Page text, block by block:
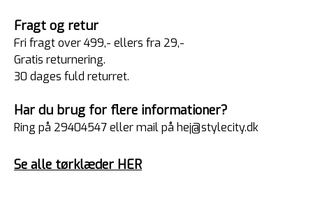
Fragt og retur
Fri fragt over 499,- ellers fra 29,-
Gratis returnering.
30 dages fuld returret.
Har du brug for flere informationer?
Ring på 29404547 eller mail på hej@stylecity.dk
Se alle tørklæder HER